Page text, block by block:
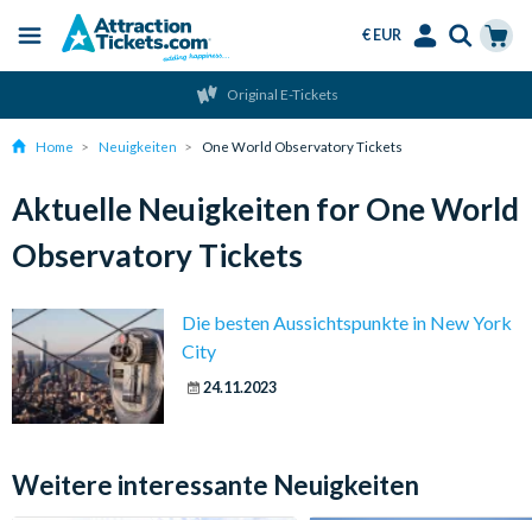
content
Menu
€ EUR
Original E-Tickets
Home Neuigkeiten One World Observatory Tickets
Aktuelle Neuigkeiten for One World
Observatory Tickets
Die besten Aussichtspunkte in New York
City
24.11.2023
Weitere interessante Neuigkeiten